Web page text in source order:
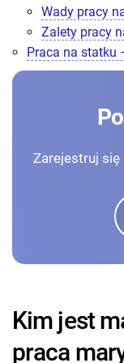
Wady pracy
Zalety pracy
Praca na statku
Zarejestruj się
Kim jest
praca